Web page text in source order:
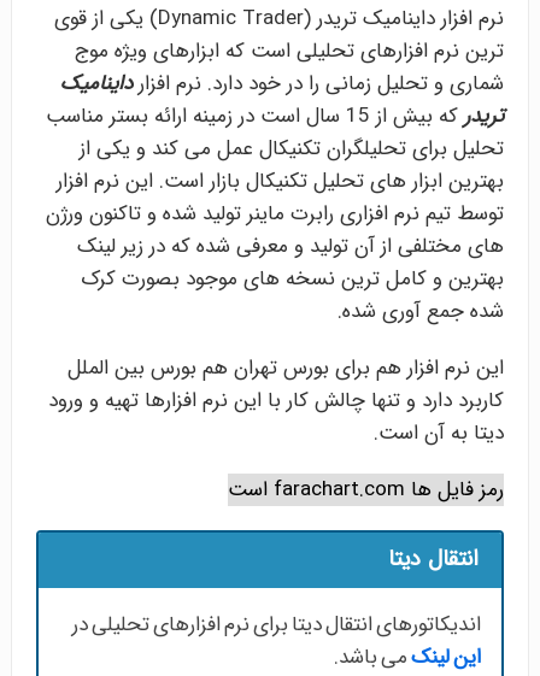
نرم افزار داینامیک تریدر (Dynamic Trader) یکی از قوی
ترین نرم افزارهای تحلیلی است که ابزارهای ویژه موج
شماری و تحلیل زمانی را در خود دارد. نرم افزارداینامیک
تریدر
که بیش از 15 سال است در زمینه ارائه بستر مناسب
تحلیل برای تحلیلگران تکنیکال عمل می کند و یکی از
بهترین ابزار های تحلیل تکنیکال بازار است. این نرم افزار
توسط تیم نرم افزاری رابرت ماینر تولید شده و تاکنون ورژن
های مختلفی از آن تولید و معرفی شده که در زیر لینک
بهترین و کامل ترین نسخه های موجود بصورت کرک
شده جمع آوری شده.
این نرم افزار هم برای بورس تهران هم بورس بین الملل
کاربرد دارد و تنها چالش کار با این نرم افزارها تهیه و ورود
دیتا به آن است.
رمز فایل ها farachart.com است
انتقال دیتا
اندیکاتورهای انتقال دیتا برای نرم افزارهای تحلیلی در
این لینکمی باشد.